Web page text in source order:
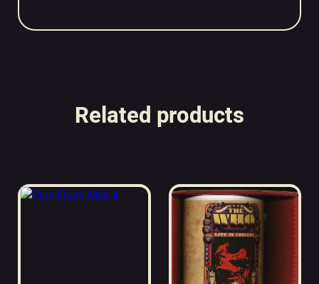
Related products